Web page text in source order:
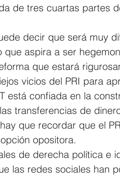
de tres cuartas partes
decir que será muy
aspira a ser
que estará
vicios del PRI para
está confiada en la
transferencias de
que recordar que el
opositora.
de derecha política e
las redes sociales han